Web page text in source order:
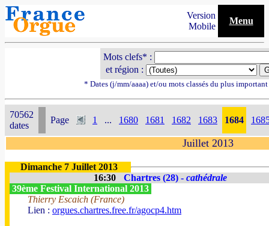
Version
Mobile
Menu
Mots clefs* :
et région :
* Dates (j/mm/aaaa) et/ou mots classés du plus
70562
dates
Page 1 ... 1680 1681 1682 1683 1684
Juillet 2013
Dimanche 7 Juillet 2013
16:30
Chartres (28) - cathédrale
39ème Festival International 2013
Thierry Escaich (France)
Lien : orgues.chartres.free.fr/agocp4.htm